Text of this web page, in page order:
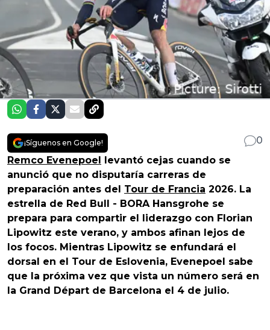
¡Síguenos en Google!
0
Remco Evenepoel levantó cejas cuando se
anunció que no disputaría carreras de
preparación antes del Tour de Francia 2026. La
estrella de Red Bull - BORA Hansgrohe se
prepara para compartir el liderazgo con Florian
Lipowitz este verano, y ambos afinan lejos de
los focos. Mientras Lipowitz se enfundará el
dorsal en el Tour de Eslovenia, Evenepoel sabe
que la próxima vez que vista un número será en
la Grand Départ de Barcelona el 4 de julio.